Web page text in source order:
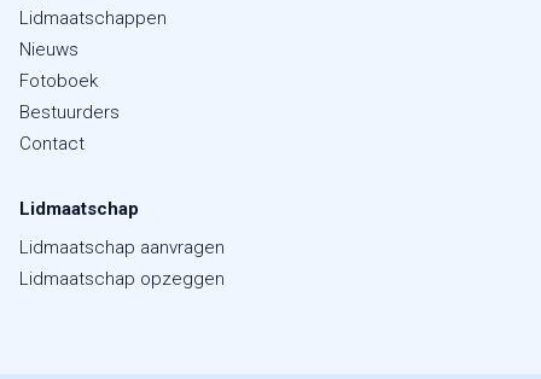
Lidmaatschappen
Nieuws
Fotoboek
Bestuurders
Contact
Lidmaatschap
Lidmaatschap aanvragen
Lidmaatschap opzeggen